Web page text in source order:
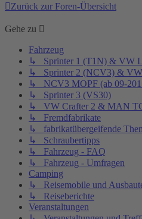
Zurück zur Foren-Übersicht
Gehe zu
Fahrzeug
↳ Sprinter 1 (T1N) & VW
↳ Sprinter 2 (NCV3) & VW
↳ NCV3 MOPF (ab 09-
↳ Sprinter 3 (VS30)
↳ VW Crafter 2 & MAN
↳ Fremdfabrikate
↳ fabrikatübergeifende
↳ Schraubertipps
↳ Fahrzeug - FAQ
↳ Fahrzeug - Umfragen
Camping
↳ Reisemobile und
↳ Reiseberichte
Veranstaltungen